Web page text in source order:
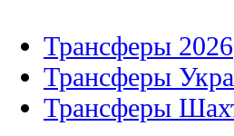
Трансферы 2026
Трансферы
Трансферы